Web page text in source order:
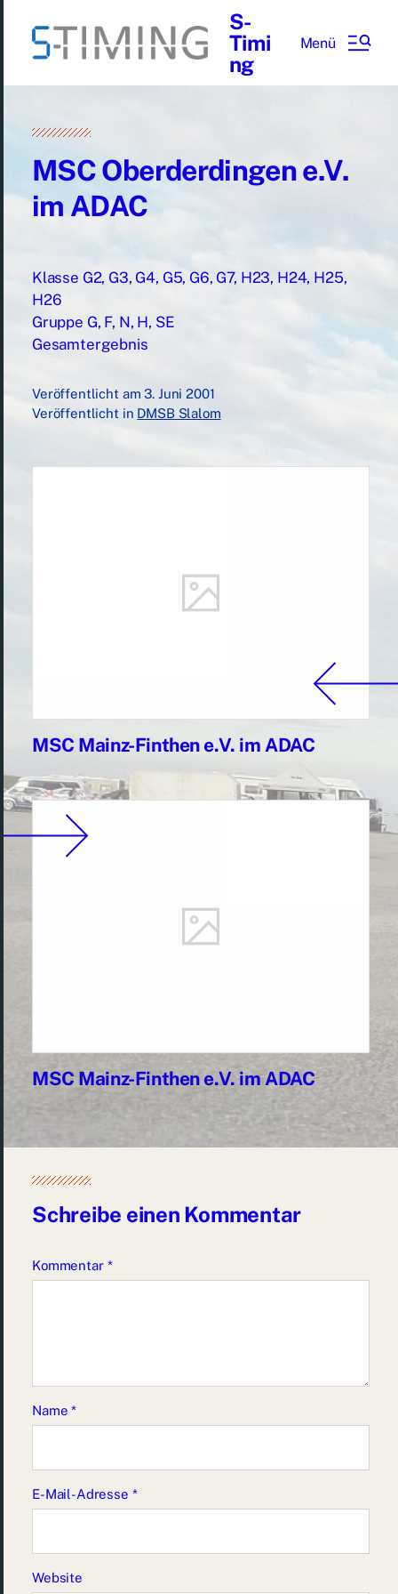
S-
Timi
ng
Menü
MSC Oberderdingen e.V.
im ADAC
Klasse G2, G3, G4, G5, G6, G7, H23, H24, H25,
H26
Gruppe G, F, N, H, SE
Gesamtergebnis
Veröffentlicht am3. Juni 2001
Veröffentlicht in DMSB Slalom
MSC Mainz-Finthen e.V. im ADAC
MSC Mainz-Finthen e.V. im ADAC
Schreibe einen Kommentar
Kommentar *
Name*
E-Mail-Adresse *
Website